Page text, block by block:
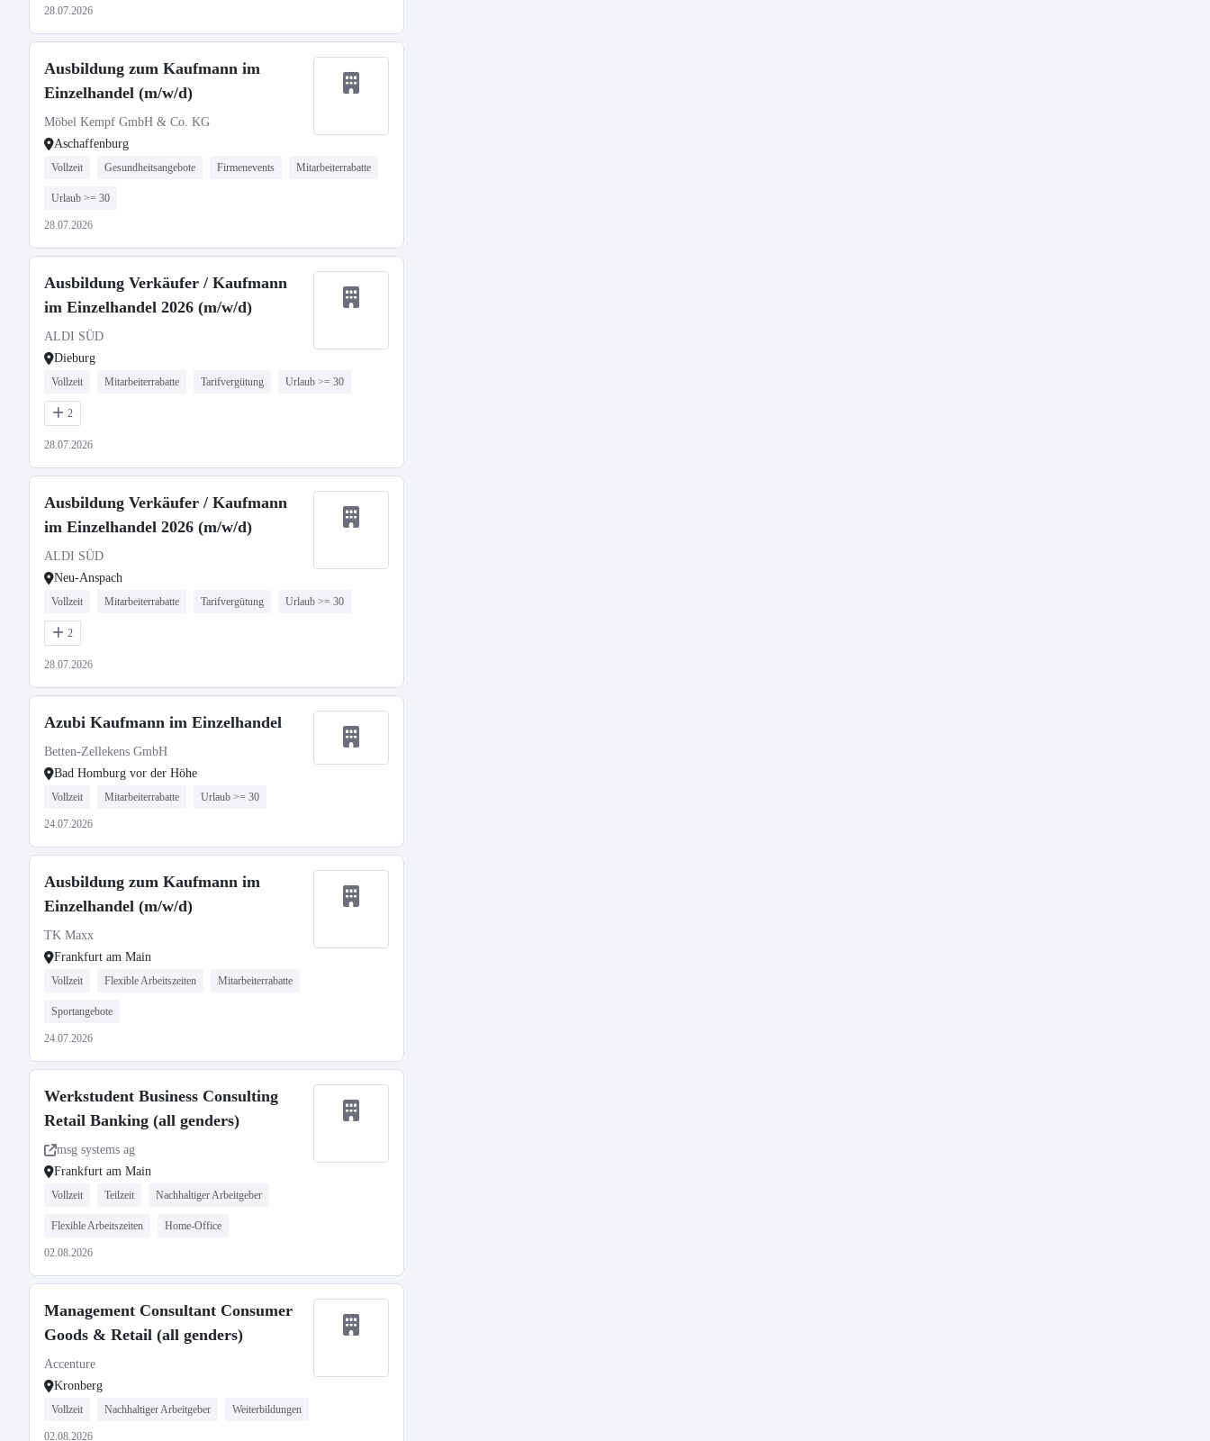
28.07.2026
Ausbildung zum Kaufmann im
Einzelhandel (m/w/d)
Möbel Kempf GmbH & Co. KG
Aschaffenburg
Vollzeit Gesundheitsangebote Firmenevents Mitarbeiterrabatte
Urlaub >= 30
28.07.2026
Ausbildung Verkäufer / Kaufmann
im Einzelhandel 2026 (m/w/d)
ALDI SÜD
Dieburg
Vollzeit Mitarbeiterrabatte Tarifvergütung Urlaub >= 30
2
28.07.2026
Ausbildung Verkäufer / Kaufmann
im Einzelhandel 2026 (m/w/d)
ALDI SÜD
Neu-Anspach
Vollzeit Mitarbeiterrabatte Tarifvergütung Urlaub >= 30
2
28.07.2026
Azubi Kaufmann im Einzelhandel
Betten-Zellekens GmbH
Bad Homburg vor der Höhe
Vollzeit Mitarbeiterrabatte Urlaub >= 30
24.07.2026
Ausbildung zum Kaufmann im
Einzelhandel (m/w/d)
TK Maxx
Frankfurt am Main
Vollzeit Flexible Arbeitszeiten Mitarbeiterrabatte
Sportangebote
24.07.2026
Werkstudent Business Consulting
Retail Banking (all genders)
msg systems ag
Frankfurt am Main
Vollzeit Teilzeit Nachhaltiger Arbeitgeber
Flexible Arbeitszeiten Home-Office
02.08.2026
Management Consultant Consumer
Goods & Retail (all genders)
Accenture
Kronberg
Vollzeit Nachhaltiger Arbeitgeber Weiterbildungen
02.08.2026